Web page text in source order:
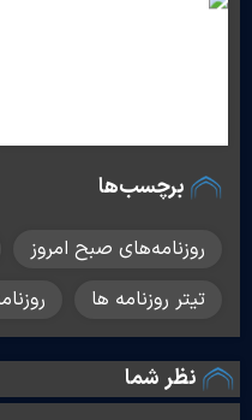
برچسب‌ها
روزنامه‌های صبح امروز
تیتر روزنامه ها
نظر شما